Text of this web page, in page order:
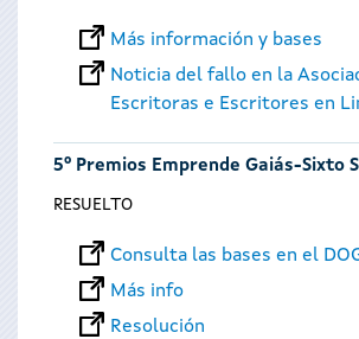
Más información y bases
Noticia del fallo en la
Escritoras e Escritores en
5º Premios Emprende Gaiás-Sixto
RESUELTO
Consulta las bases en el
Más info
Resolución